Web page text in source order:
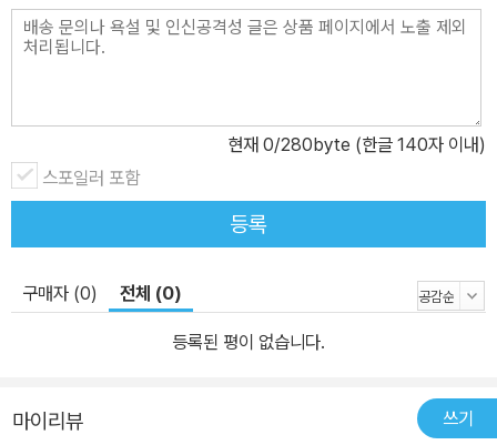
현재 0/280byte (한글 140자 이내)
스포일러 포함
등록
구매자 (0) 전체 (0)
등록된 평이 없습니다.
마이리뷰 쓰기